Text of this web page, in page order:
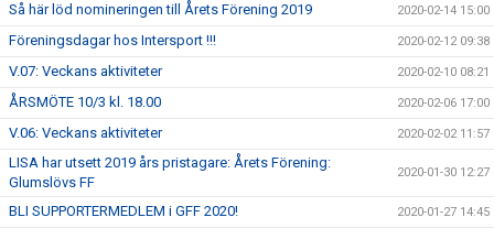
Så här löd nomineringen till Årets Förening 2019 2020-02-14 15:00
Föreningsdagar hos Intersport !!! 2020-02-12 09:38
V.07: Veckans aktiviteter 2020-02-10 08:21
ÅRSMÖTE 10/3 kl. 18.00 2020-02-06 17:00
V.06: Veckans aktiviteter 2020-02-02 11:57
LISA har utsett 2019 års pristagare: Årets Förening:
Glumslövs FF
2020-01-30 12:27
BLI SUPPORTERMEDLEM i GFF 2020! 2020-01-27 14:45